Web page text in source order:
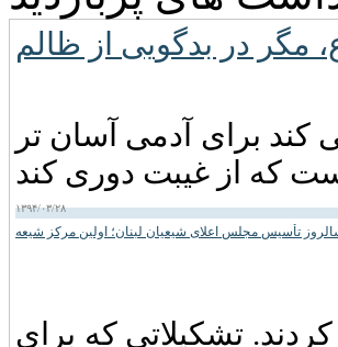
کند برای آدمی آسان تر
۱۳۹۴/۰۳/۲۸
تأسیس مجلس اعلای شیعیان لبنان؛ اولین مرکز شیعه
تشکیلاتی که برای